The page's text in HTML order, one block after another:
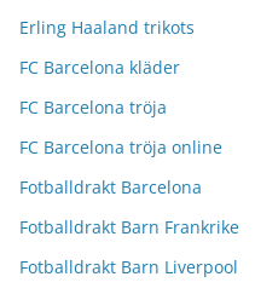
Erling Haaland trikots
FC Barcelona kläder
FC Barcelona tröja
FC Barcelona tröja online
Fotballdrakt Barcelona
Fotballdrakt Barn Frankrike
Fotballdrakt Barn Liverpool